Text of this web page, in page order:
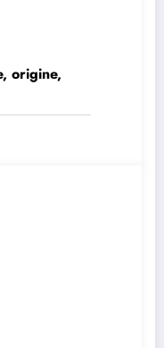
origine,